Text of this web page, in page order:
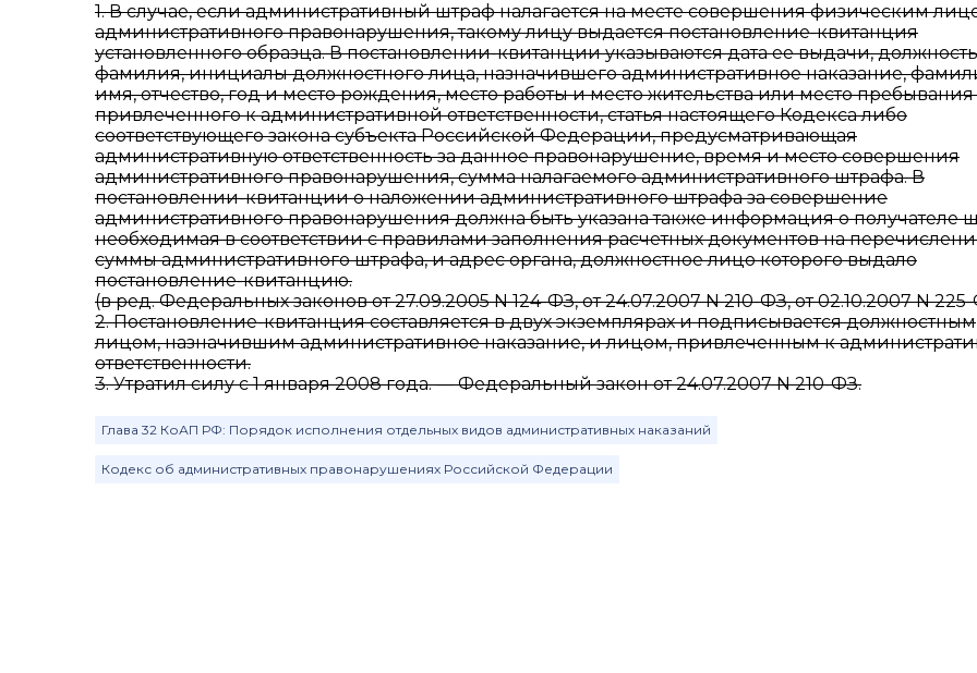
1. В случае, если административный штраф налагается на месте совершения физическим
административного правонарушения, такому лицу выдается постановление-квитанция
установленного образца. В постановлении-квитанции указываются дата ее выдачи,
фамилия, инициалы должностного лица, назначившего административное наказание,
имя, отчество, год и место рождения, место работы и место жительства или место
привлеченного к административной ответственности, статья настоящего Кодекса либо
соответствующего закона субъекта Российской Федерации, предусматривающая
административную ответственность за данное правонарушение, время и место совершения
административного правонарушения, сумма налагаемого административного штрафа. В
постановлении-квитанции о наложении административного штрафа за совершение
административного правонарушения должна быть указана также информация о получателе
необходимая в соответствии с правилами заполнения расчетных документов на
суммы административного штрафа, и адрес органа, должностное лицо которого выдало
постановление-квитанцию.
(в ред. Федеральных законов от 27.09.2005 N 124-ФЗ, от 24.07.2007 N 210-ФЗ, от 02.10.2007 N
2. Постановление-квитанция составляется в двух экземплярах и подписывается должностным
лицом, назначившим административное наказание, и лицом, привлеченным к
ответственности.
3. Утратил силу с 1 января 2008 года. — Федеральный закон от 24.07.2007 N 210-ФЗ.
Глава 32 КоАП РФ: Порядок исполнения отдельных видов административных наказаний
Кодекс об административных правонарушениях Российской Федерации